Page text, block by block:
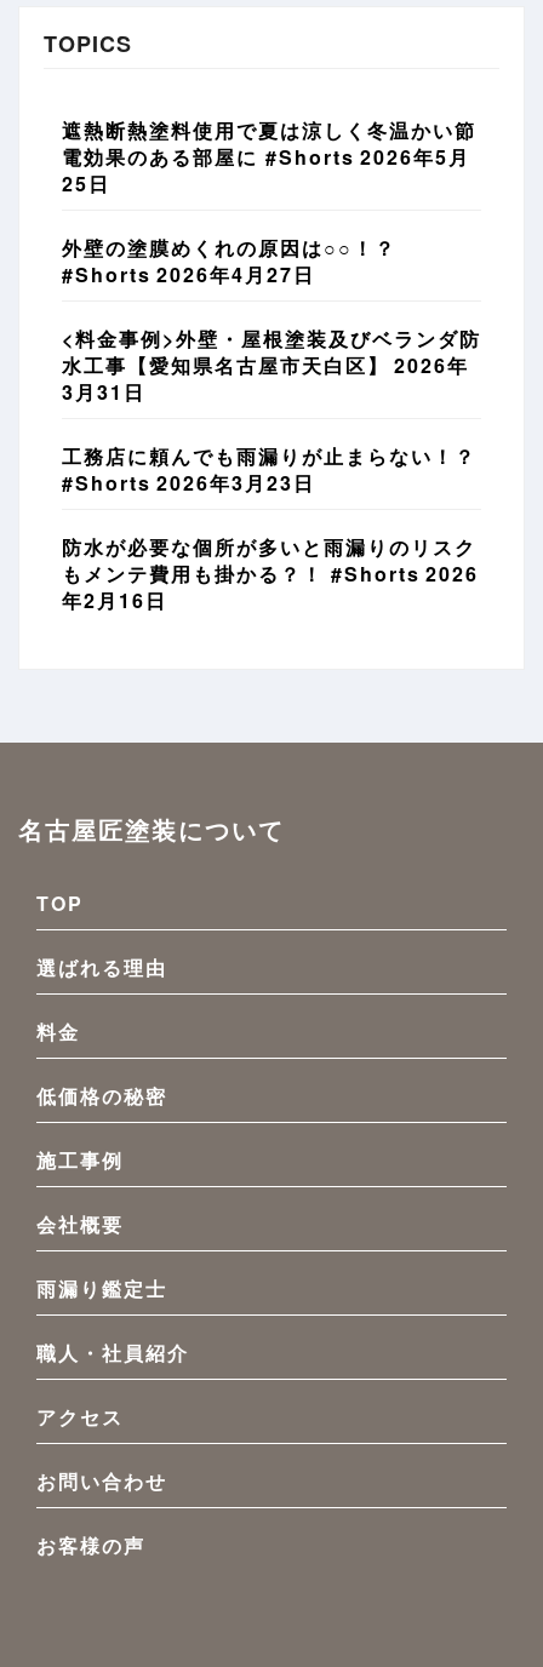
TOPICS
遮熱断熱塗料使用で夏は涼しく冬温かい節
電効果のある部屋に #Shorts 2026年5月
25日
外壁の塗膜めくれの原因は○○！？
#Shorts 2026年4月27日
<料金事例>外壁・屋根塗装及びベランダ防
水工事【愛知県名古屋市天白区】
2026年
3月31日
工務店に頼んでも雨漏りが止まらない！？
#Shorts 2026年3月23日
防水が必要な個所が多いと雨漏りのリスク
もメンテ費用も掛かる？！ #Shorts 2026
年2月16日
名古屋匠塗装について
TOP
選ばれる理由
料金
低価格の秘密
施工事例
会社概要
雨漏り鑑定士
職人・社員紹介
アクセス
お問い合わせ
お客様の声